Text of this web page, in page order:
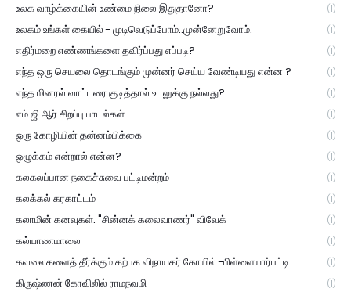
உலக வாழ்க்கையின் உண்மை நிலை இதுதானோ? (1)
உலகம் உங்கள் கையில் - முடிவெடுப்போம்..முன்னேறுவோம். (1)
எதிர்மறை எண்ணங்களை தவிர்ப்பது எப்படி? (1)
எந்த ஒரு செயலை தொடங்கும் முன்னர் செய்ய வேண்டியது என்ன ? (1)
எந்த மினரல் வாட்டரை குடித்தால் உடலுக்கு நல்லது? (1)
எம்.ஜி.ஆர் சிறப்பு பாடல்கள் (1)
ஒரு கோழியின் தன்னம்பிக்கை (1)
ஒழுக்கம் என்றால் என்ன? (1)
கலகலப்பான நகைச்சுவை பட்டிமன்றம் (1)
கலக்கல் கரகாட்டம் (1)
கலாமின் கனவுகள். "சின்னக் கலைவாணர்" விவேக் (1)
கல்யாணமாலை (1)
கவலைகளைத் தீர்க்கும் கற்பக விநாயகர் கோயில் -பிள்ளையார்பட்டி (1)
கிருஷ்ணன் கோவிலில் ராமநவமி (1)